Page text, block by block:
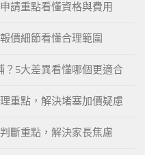
請重點看懂資格與費用
價細節看懂合理範圍
？5大差異看懂哪個更適合
重點，解決堵塞加價疑慮
斷重點，解決家長焦慮